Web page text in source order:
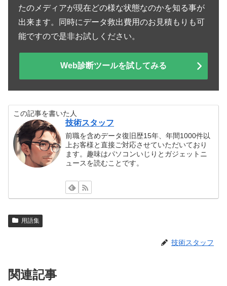
たのメディアが現在どの様な状態なのかを知る事が
出来ます。同時にデータ救出費用のお見積もりも可
能ですので是非お試しください。
Web診断ツールを試してみる
この記事を書いた人
技術スタッフ
前職を含めデータ復旧歴15年、年間1000件以
上お客様と直接ご対応させていただいており
ます。趣味はパソコンいじりとガジェットニ
ュースを読むことです。
用語集
技術スタッフ
関連記事